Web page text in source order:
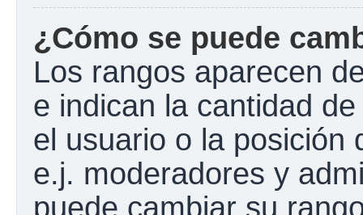
¿Cómo se puede
Los rangos aparecen
e indican la cantidad
el usuario o la posición
e.j. moderadores y
puede cambiar su